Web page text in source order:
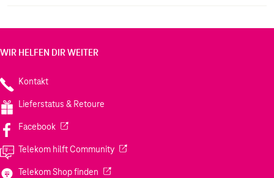
WIR HELFEN DIR WEITER
Kontakt
Lieferstatus & Retoure
Facebook(Wird in einem neuen Tab geöffnet)
Telekom hilft Community(Wird in einem neuen Tab geöffnet)
Telekom Shop finden (Wird in einem neuen Tab geöffnet)